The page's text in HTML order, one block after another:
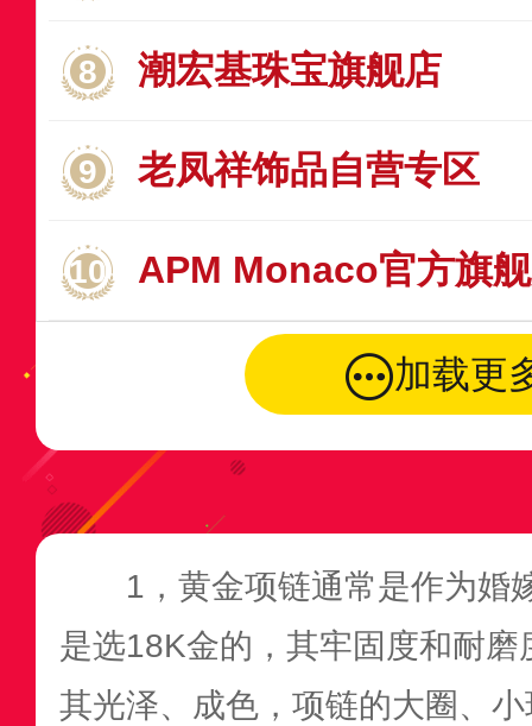
潮宏基珠宝旗舰店
老凤祥饰品自营专区
APM Monaco官方旗
加载更
1，黄金项链通常是作为婚
是选18K金的，其牢固度和耐
其光泽、成色，项链的大圈、